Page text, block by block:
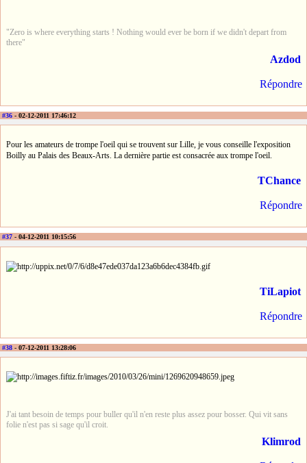
"Zero is where everything starts ! Nothing would ever be born if we didn't depart from
there"
Azdod
Répondre
#36 - 02-12-2011 17:46:12
Pour les amateurs de trompe l'oeil qui se trouvent sur Lille, je vous conseille l'exposition
Boilly au Palais des Beaux-Arts. La dernière partie est consacrée aux trompe l'oeil.
TChance
Répondre
#37 - 04-12-2011 10:15:56
TiLapiot
Répondre
#38 - 07-12-2011 13:28:06
J'ai tant besoin de temps pour buller qu'il n'en reste plus assez pour bosser. Qui vit sans
folie n'est pas si sage qu'il croit.
Klimrod